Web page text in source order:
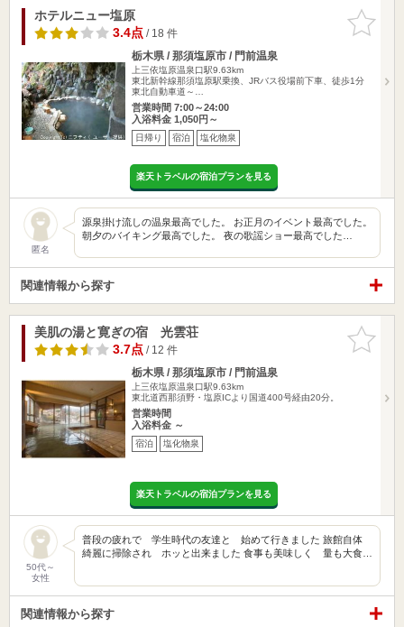
お気に入
りに追加
ホテルニュー塩原
3.4点/ 18 件
栃木県 / 那須塩原市 / 門前温泉
上三依塩原温泉口駅9.63km
東北新幹線那須塩原駅乗換、JRバス役場前下車、徒歩1分
東北自動車道～…
営業時間 7:00～24:00
入浴料金 1,050円～
日帰り 宿泊 塩化物泉
楽天トラベルの宿泊プランを見る
匿名
源泉掛け流しの温泉最高でした。 お正月のイベント最高でした。
朝夕のバイキング最高でした。 夜の歌謡ショー最高でした…
関連情報から探す
お気に入
りに追加
美肌の湯と寛ぎの宿 光雲荘
3.7点/ 12 件
栃木県 / 那須塩原市 / 門前温泉
上三依塩原温泉口駅9.63km
東北道西那須野・塩原ICより国道400号経由20分。
営業時間
入浴料金 ～
宿泊 塩化物泉
楽天トラベルの宿泊プランを見る
50代～
女性
普段の疲れで 学生時代の友達と 始めて行きました 旅館自体
綺麗に掃除され ホッと出来ました 食事も美味しく 量も大食…
関連情報から探す